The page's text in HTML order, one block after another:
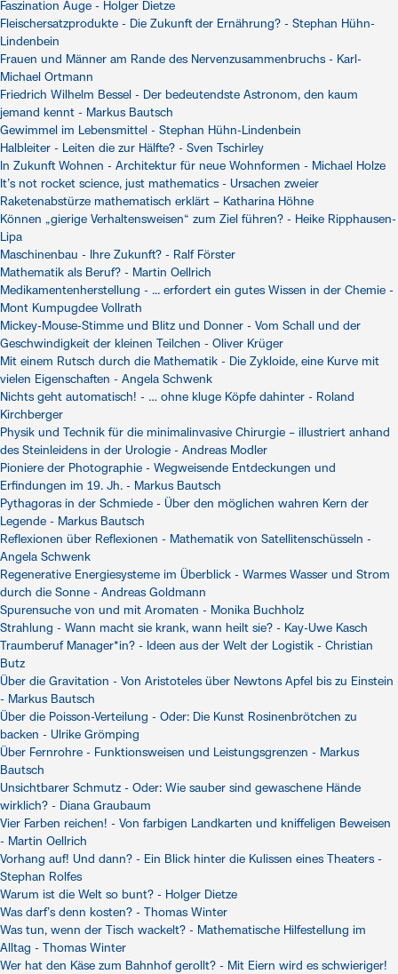
Faszination Auge - Holger Dietze
Fleischersatzprodukte - Die Zukunft der Ernährung? - Stephan Hühn-
Lindenbein
Frauen und Männer am Rande des Nervenzusammenbruchs - Karl-
Michael Ortmann
Friedrich Wilhelm Bessel - Der bedeutendste Astronom, den kaum
jemand kennt - Markus Bautsch
Gewimmel im Lebensmittel - Stephan Hühn-Lindenbein
Halbleiter - Leiten die zur Hälfte? - Sven Tschirley
In Zukunft Wohnen - Architektur für neue Wohnformen - Michael Holze
It’s not rocket science, just mathematics - Ursachen zweier
Raketenabstürze mathematisch erklärt – Katharina Höhne
Können „gierige Verhaltensweisen“ zum Ziel führen? - Heike Ripphausen-
Lipa
Maschinenbau - Ihre Zukunft? - Ralf Förster
Mathematik als Beruf? - Martin Oellrich
Medikamentenherstellung - ... erfordert ein gutes Wissen in der Chemie -
Mont Kumpugdee Vollrath
Mickey-Mouse-Stimme und Blitz und Donner - Vom Schall und der
Geschwindigkeit der kleinen Teilchen - Oliver Krüger
Mit einem Rutsch durch die Mathematik - Die Zykloide, eine Kurve mit
vielen Eigenschaften - Angela Schwenk
Nichts geht automatisch! - … ohne kluge Köpfe dahinter - Roland
Kirchberger
Physik und Technik für die minimalinvasive Chirurgie – illustriert anhand
des Steinleidens in der Urologie - Andreas Modler
Pioniere der Photographie - Wegweisende Entdeckungen und
Erfindungen im 19. Jh. - Markus Bautsch
Pythagoras in der Schmiede - Über den möglichen wahren Kern der
Legende - Markus Bautsch
Reflexionen über Reflexionen - Mathematik von Satellitenschüsseln -
Angela Schwenk
Regenerative Energiesysteme im Überblick - Warmes Wasser und Strom
durch die Sonne - Andreas Goldmann
Spurensuche von und mit Aromaten - Monika Buchholz
Strahlung - Wann macht sie krank, wann heilt sie? - Kay-Uwe Kasch
Traumberuf Manager*in? - Ideen aus der Welt der Logistik - Christian
Butz
Über die Gravitation - Von Aristoteles über Newtons Apfel bis zu Einstein
- Markus Bautsch
Über die Poisson-Verteilung - Oder: Die Kunst Rosinenbrötchen zu
backen - Ulrike Grömping
Über Fernrohre - Funktionsweisen und Leistungsgrenzen - Markus
Bautsch
Unsichtbarer Schmutz - Oder: Wie sauber sind gewaschene Hände
wirklich? - Diana Graubaum
Vier Farben reichen! - Von farbigen Landkarten und kniffeligen Beweisen
- Martin Oellrich
Vorhang auf! Und dann? - Ein Blick hinter die Kulissen eines Theaters -
Stephan Rolfes
Warum ist die Welt so bunt? - Holger Dietze
Was darf’s denn kosten? - Thomas Winter
Was tun, wenn der Tisch wackelt? - Mathematische Hilfestellung im
Alltag - Thomas Winter
Wer hat den Käse zum Bahnhof gerollt? - Mit Eiern wird es schwieriger!